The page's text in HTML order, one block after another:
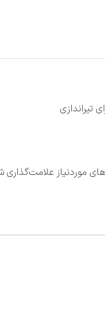
تیراندازی
موردنیاز علامت‌گذاری